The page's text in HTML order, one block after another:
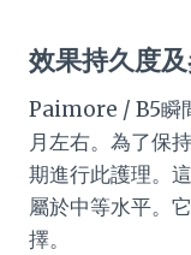
效果持久度
Paimore / B5瞬
月左右。為了保
期進行此護理。
屬於中等水平。
擇。